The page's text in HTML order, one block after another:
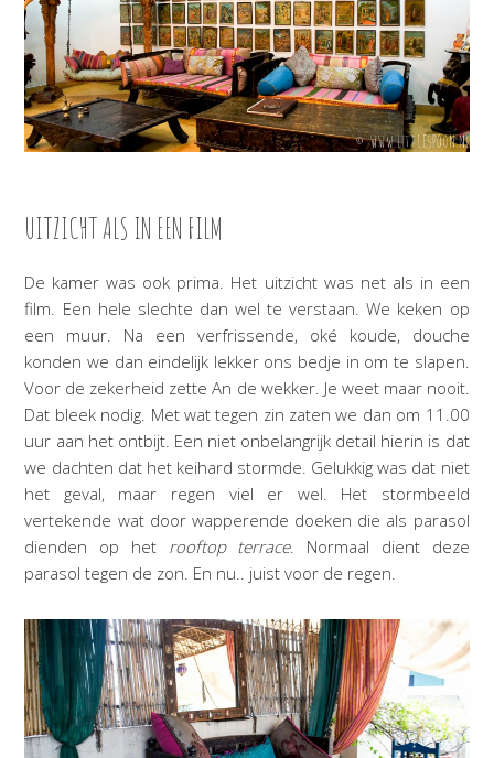
UITZICHT ALS IN EEN FILM
De kamer was ook prima. Het uitzicht was net als in een
film. Een hele slechte dan wel te verstaan. We keken op
een muur. Na een verfrissende, oké koude, douche
konden we dan eindelijk lekker ons bedje in om te slapen.
Voor de zekerheid zette An de wekker. Je weet maar nooit.
Dat bleek nodig. Met wat tegen zin zaten we dan om 11.00
uur aan het ontbijt. Een niet onbelangrijk detail hierin is dat
we dachten dat het keihard stormde. Gelukkig was dat niet
het geval, maar regen viel er wel. Het stormbeeld
vertekende wat door wapperende doeken die als parasol
dienden op het rooftop terrace. Normaal dient deze
parasol tegen de zon. En nu.. juist voor de regen.